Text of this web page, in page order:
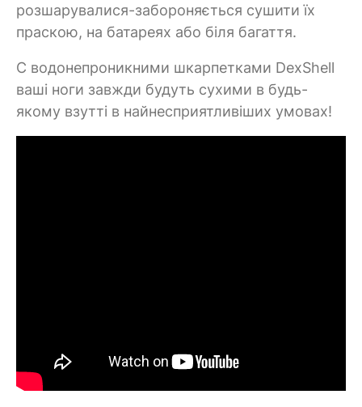
розшарувалися-забороняється сушити їх
праскою, на батареях або біля багаття.
C водонепроникними шкарпетками DexShell
ваші ноги завжди будуть сухими в будь-
якому взутті в найнесприятливіших умовах!